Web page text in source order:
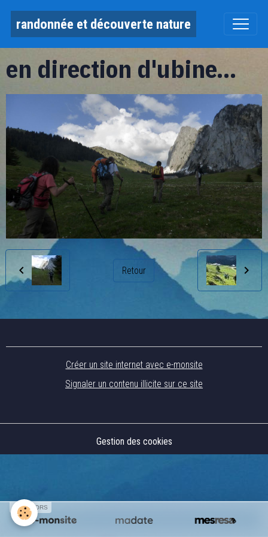
randonnée et découverte nature
en direction d'ubine...
Retour
Créer un site internet avec e-monsite
Signaler un contenu illicite sur ce site
Gestion des cookies
SPONSORS